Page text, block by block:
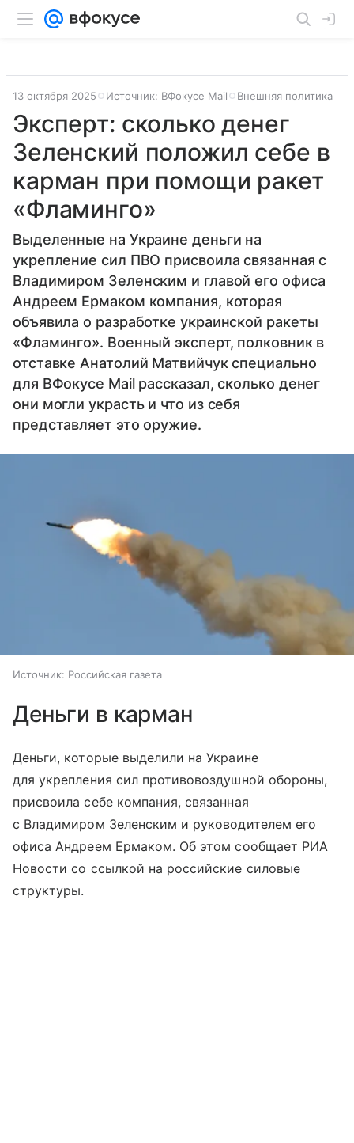
13 октября 2025 Источник: ВФокусе Mail Внешняя политика
Эксперт: сколько денег
Зеленский положил себе в
карман при помощи ракет
«Фламинго»
Выделенные на Украине деньги на
укрепление сил ПВО присвоила связанная с
Владимиром Зеленским и главой его офиса
Андреем Ермаком компания, которая
объявила о разработке украинской ракеты
«Фламинго». Военный эксперт, полковник в
отставке Анатолий Матвийчук специально
для ВФокусе Mail рассказал, сколько денег
они могли украсть и что из себя
представляет это оружие.
Источник: Российская газета
Деньги в карман
Деньги, которые выделили на Украине
для укрепления сил противовоздушной обороны,
присвоила себе компания, связанная
с Владимиром Зеленским и руководителем его
офиса Андреем Ермаком. Об этом сообщает РИА
Новости со ссылкой на российские силовые
структуры.